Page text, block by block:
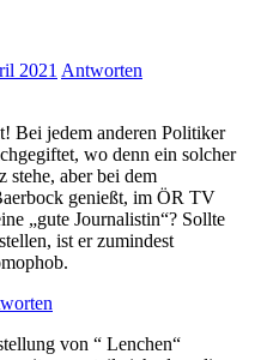
2021 Antworten
Bei jedem anderen Politiker
wo denn ein solcher
stehe, aber bei dem
genießt, im ÖR TV
„gute Journalistin“? Sollte
ist er zumindest
von “ Lenchen“